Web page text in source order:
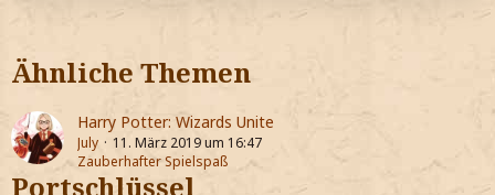
Ähnliche Themen
Harry Potter: Wizards Unite
July
11. März 2019 um 16:47
Zauberhafter Spielspaß
Portschlüssel